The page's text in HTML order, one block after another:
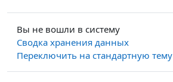
Вы не вошли в систему
Сводка хранения данных
Переключить на стандартную тему